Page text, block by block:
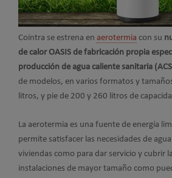
Cointra se estrena en aerotermia con su
de calor OASIS de fabricación propia
producción de agua caliente sanitaria
de modelos, en varios formatos y
litros, y pie de 200 y 260 litros de
La aerotermia es una fuente de energía
permite satisfacer las necesidades de
viviendas como para dar servicio y cubrir
instalaciones de mayor tamaño como